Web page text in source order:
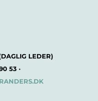
LEDER)
53 ·